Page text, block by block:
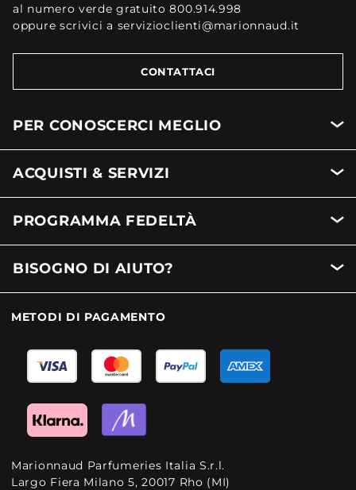
al numero verde gratuito 800.914.998
oppure scrivici a servizioclienti@marionnaud.it
CONTATTACI
PER CONOSCERCI MEGLIO
ACQUISTI & SERVIZI
PROGRAMMA FEDELTÀ
BISOGNO DI AIUTO?
METODI DI PAGAMENTO
Marionnaud Parfumeries Italia S.r.l.
Largo Fiera Milano 5, 20017 Rho (MI)